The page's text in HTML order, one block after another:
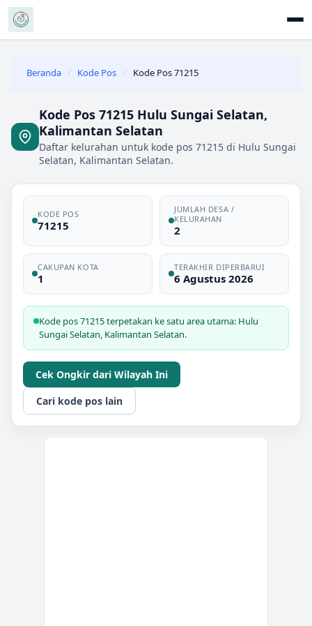
Beranda / Kode Pos / Kode Pos 71215
Kode Pos 71215 Hulu Sungai Selatan,
Kalimantan Selatan
Daftar kelurahan untuk kode pos 71215 di Hulu Sungai
Selatan, Kalimantan Selatan.
KODE POS
71215
JUMLAH DESA /
KELURAHAN
2
CAKUPAN KOTA
1
TERAKHIR DIPERBARUI
6 Agustus 2026
Kode pos 71215 terpetakan ke satu area utama: Hulu
Sungai Selatan, Kalimantan Selatan.
Cek Ongkir dari Wilayah Ini
Cari kode pos lain